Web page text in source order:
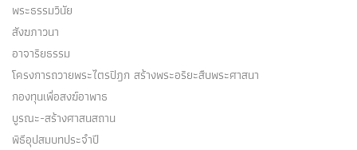
พระธรรมวินัย
สังฆภาวนา
อาจาริยธรรม
โครงการถวายพระไตรปิฎก สร้างพระอริยะสืบพระศาสนา
กองทุนเพื่อสงฆ์อาพาธ
บูรณะ-สร้างศาสนสถาน
พิธีอุปสมบทประจำปี